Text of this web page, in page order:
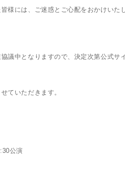
様には、ご迷惑とご心配をおかけい
議中となりますので、決定次第公式サ
ていただきます。
公演